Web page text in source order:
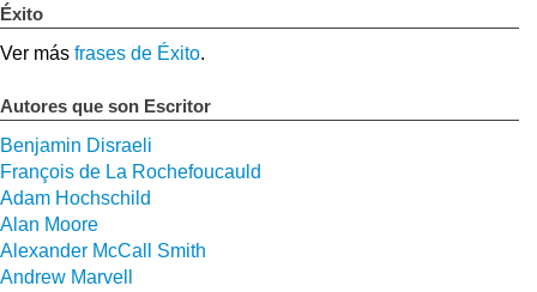
Éxito
Ver más frases de Éxito.
Autores que son Escritor
Benjamin Disraeli
François de La Rochefoucauld
Adam Hochschild
Alan Moore
Alexander McCall Smith
Andrew Marvell